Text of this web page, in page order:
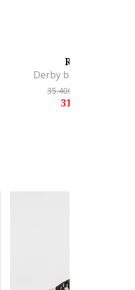
RYŁKO
Derby bőrcipő, Barna
35.400 Ft
31.600 Ft